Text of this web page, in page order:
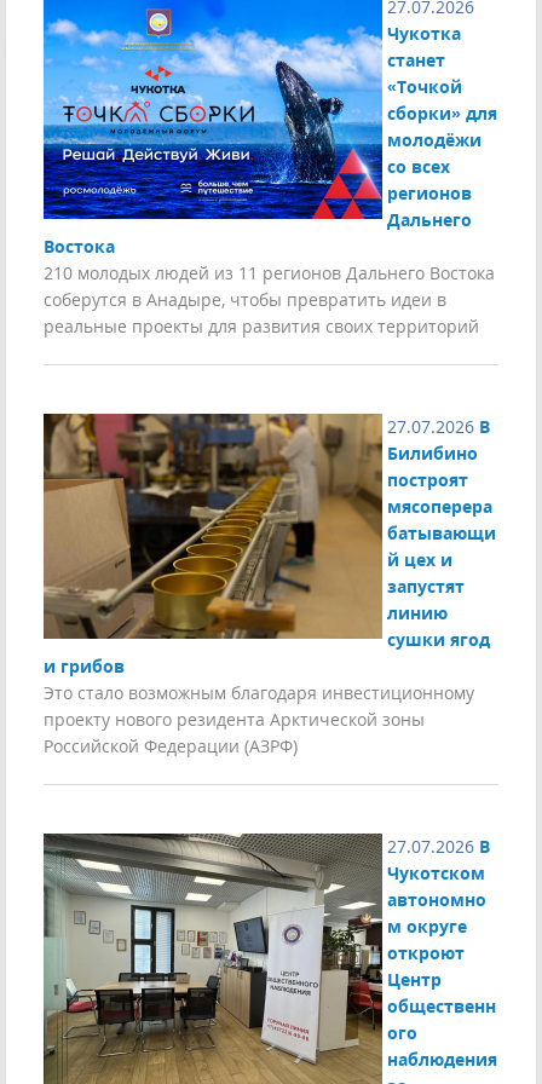
27.07.2026
Чукотка
станет
«Точкой
сборки» для
молодёжи
со всех
регионов
Дальнего
Востока
210 молодых людей из 11 регионов Дальнего Востока
соберутся в Анадыре, чтобы превратить идеи в
реальные проекты для развития своих территорий
27.07.2026 В
Билибино
построят
мясоперера
батывающи
й цех и
запустят
линию
сушки ягод
и грибов
Это стало возможным благодаря инвестиционному
проекту нового резидента Арктической зоны
Российской Федерации (АЗРФ)
27.07.2026 В
Чукотском
автономно
м округе
откроют
Центр
общественн
ого
наблюдения